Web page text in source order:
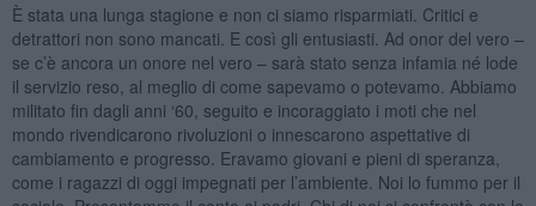
È stata una lunga stagione e non ci siamo risparmiati. Critici e
detrattori non sono mancati. E così gli entusiasti. Ad onor del vero –
se c’è ancora un onore nel vero – sarà stato senza infamia né lode
il servizio reso, al meglio di come sapevamo o potevamo. Abbiamo
militato fin dagli anni ‘60, seguito e incoraggiato i moti che nel
mondo rivendicarono rivoluzioni o innescarono aspettative di
cambiamento e progresso. Eravamo giovani e pieni di speranza,
come i ragazzi di oggi impegnati per l’ambiente. Noi lo fummo per il